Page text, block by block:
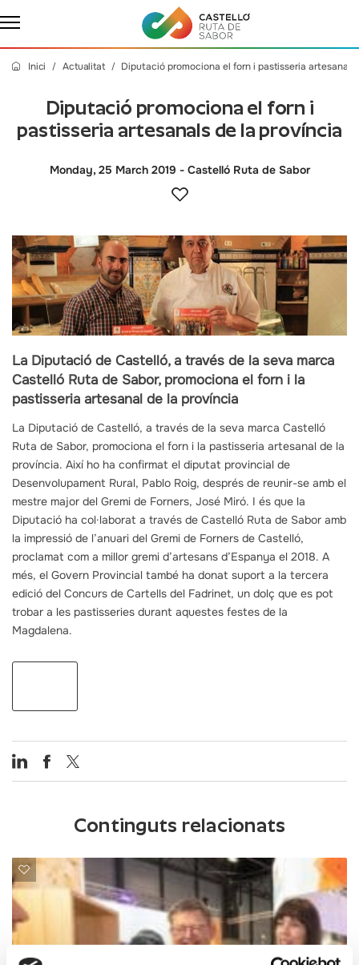
Inici Actualitat Diputació promociona el forn i pastisseria
Diputació promociona el forn i
pastisseria artesanals de la província
Monday, 25 March 2019 - Castelló Ruta de Sabor
La Diputació de Castelló, a través de la seva marca
Castelló Ruta de Sabor, promociona el forn i la
pastisseria artesanal de la província
La Diputació de Castelló, a través de la seva marca Castelló
Ruta de Sabor, promociona el forn i la pastisseria artesanal de la
província. Així ho ha confirmat el diputat provincial de
Desenvolupament Rural, Pablo Roig, després de reunir-se amb el
mestre major del Gremi de Forners, José Miró. I és que la
Diputació ha col·laborat a través de Castelló Ruta de Sabor amb
la impressió de l’anuari del Gremi de Forners de Castelló,
proclamat com a millor gremi d’artesans d’Espanya el 2018. A
més, el Govern Provincial també ha donat suport a la tercera
edició del Concurs de Cartells del Fadrinet, un dolç que es pot
trobar a les pastisseries durant aquestes festes de la
Magdalena.
Continguts relacionats